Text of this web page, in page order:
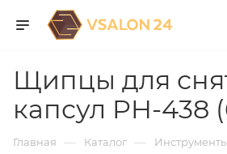
Щипцы для
капсул PH-438
Главная — Каталог —